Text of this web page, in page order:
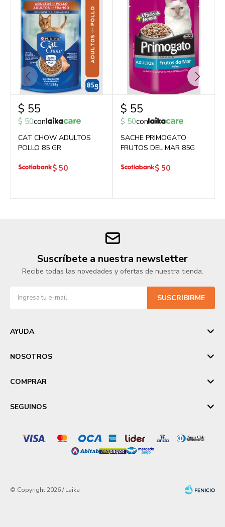
$ 55
$ 50con
CAT CHOW ADULTOS
POLLO 85 GR
$ 50
$ 55
$ 50con
SACHE PRIMOGATO
FRUTOS DEL MAR 85G
$ 50
Suscríbete a nuestra newsletter
Recibe todas las novedades y ofertas de nuestra tienda.
SUSCRIBIRME
AYUDA
NOSOTROS
COMPRAR
SEGUINOS
© Copyright 2026 / Laika